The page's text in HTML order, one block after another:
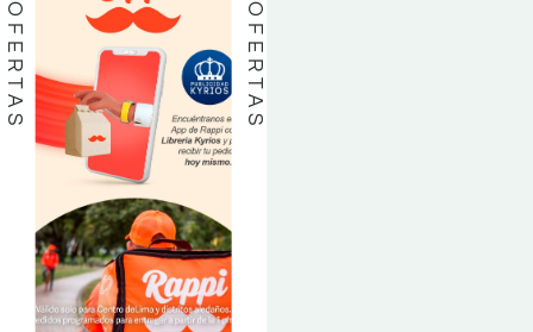
OFERTAS
OFERTAS